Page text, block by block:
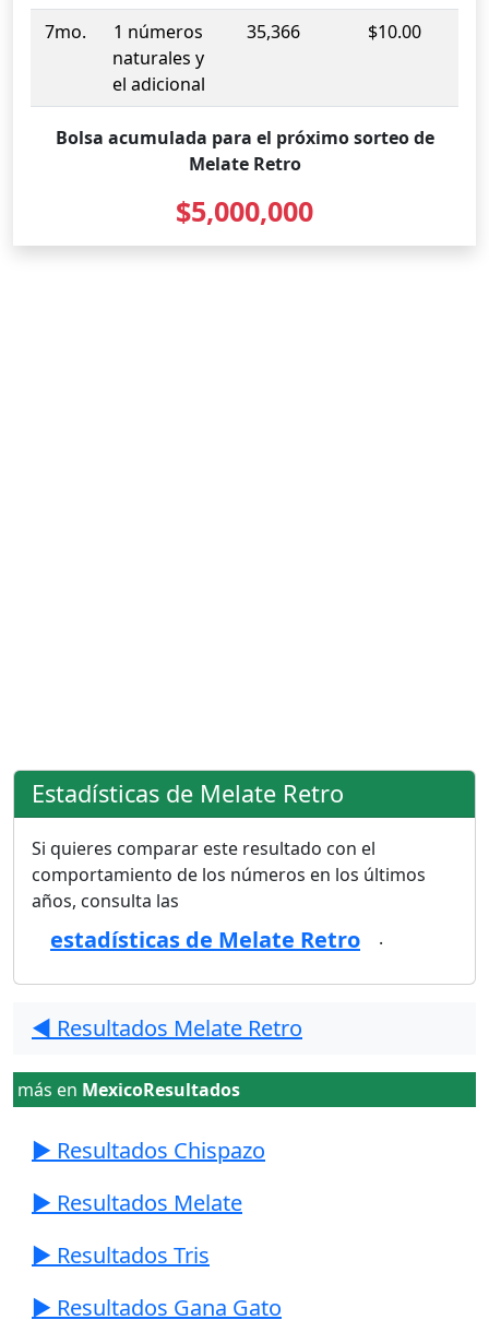
7mo.
1 números
naturales y
el adicional
35,366 $10.00
Bolsa acumulada para el próximo sorteo de
Melate Retro
$5,000,000
Estadísticas de Melate Retro
Si quieres comparar este resultado con el
comportamiento de los números en los últimos
años, consulta las
estadísticas de Melate Retro .
◀️ Resultados Melate Retro
más en MexicoResultados
▶️ Resultados Chispazo
▶️ Resultados Melate
▶️ Resultados Tris
▶️ Resultados Gana Gato